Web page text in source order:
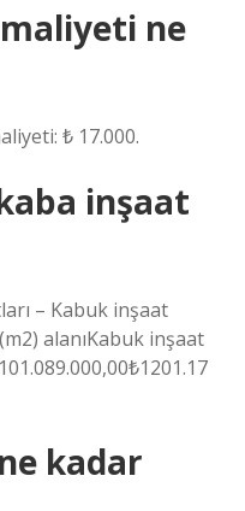
ne
₺ 17.000.
inşaat
– Kabuk inşaat
alanıKabuk inşaat
kadar